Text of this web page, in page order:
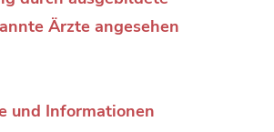
Ärzte angesehen
und Informationen